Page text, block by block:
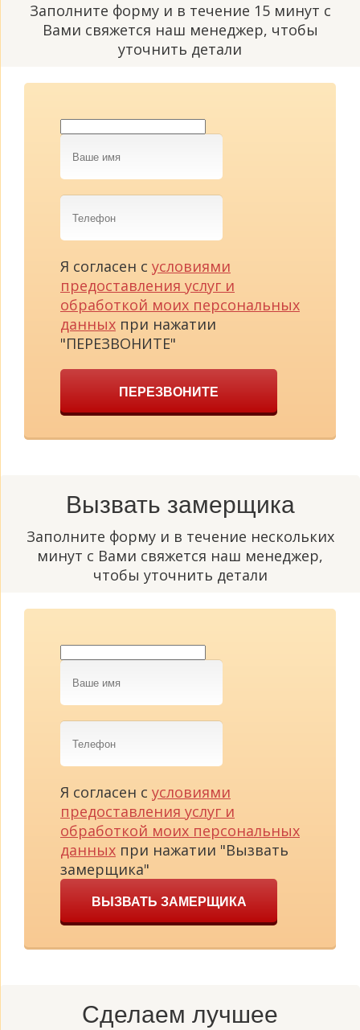
Заполните форму и в течение 15 минут с
Вами свяжется наш менеджер, чтобы
уточнить детали
Ваше
имя
Телефон
Я согласен с условиями
предоставления услуг и
обработкой моих персональных
данных при нажатии
"ПЕРЕЗВОНИТЕ"
ПЕРЕЗВОНИТЕ
Вызвать замерщика
Заполните форму и в течение нескольких
минут с Вами свяжется наш менеджер,
чтобы уточнить детали
Ваше
имя
Телефон
Я согласен с условиями
предоставления услуг и
обработкой моих персональных
данных при нажатии "Вызвать
замерщика"
ВЫЗВАТЬ ЗАМЕРЩИКА
Сделаем лучшее